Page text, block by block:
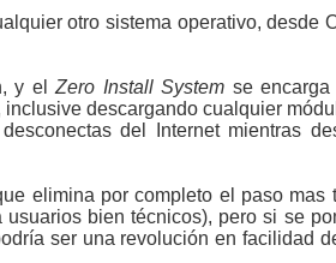
otro sistema operativo, desde
y elZero Install System se
descargando cualquier
del Internet mientras
elimina por completo el paso mas
bien técnicos), pero si se
ser una revolución en facilidad